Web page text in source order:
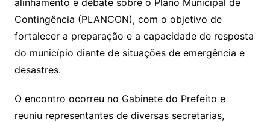
alinhamento e debate sobre o Plano Municipal de
Contingência (PLANCON), com o objetivo de
fortalecer a preparação e a capacidade de resposta
do município diante de situações de emergência e
desastres.
O encontro ocorreu no Gabinete do Prefeito e
reuniu representantes de diversas secretarias,